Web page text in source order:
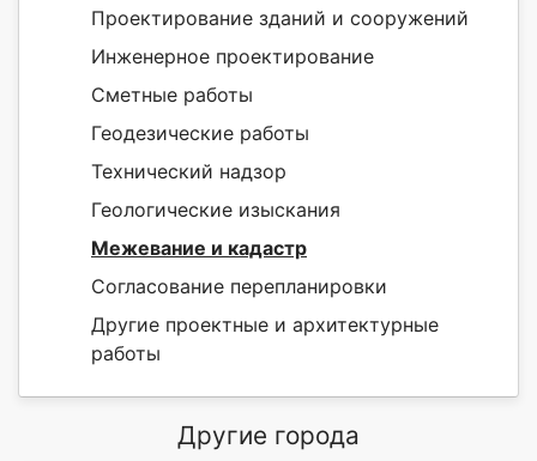
Проектирование зданий и сооружений
Инженерное проектирование
Сметные работы
Геодезические работы
Технический надзор
Геологические изыскания
Межевание и кадастр
Согласование перепланировки
Другие проектные и архитектурные
работы
Другие города